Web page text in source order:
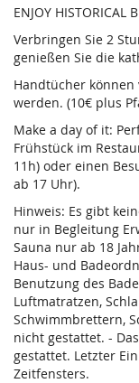
ENJOY HISTORICAL
Verbringen Sie 2
genießen Sie die
Handtücher
werden. (10€ plus
Make a day of it:
Frühstück im
11h) oder einen
ab 17 Uhr).
Hinweis: Es gibt
nur in Begleitung
Sauna nur ab 18
Haus- und
Benutzung des
Luftmatratzen,
Schwimmbrettern,
nicht gestattet. -
gestattet. Letzter
Zeitfensters.